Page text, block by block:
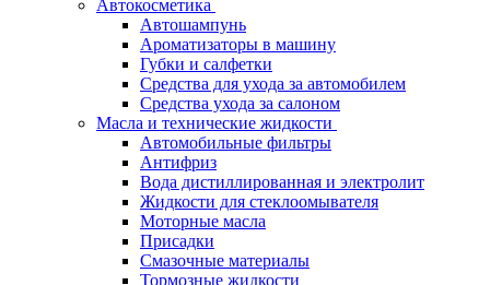
Автокосметика
Автошампунь
Ароматизаторы в машину
Губки и салфетки
Средства для ухода за автомобилем
Средства ухода за салоном
Масла и технические жидкости
Автомобильные фильтры
Антифриз
Вода дистиллированная и электролит
Жидкости для стеклоомывателя
Моторные масла
Присадки
Смазочные материалы
Тормозные жидкости